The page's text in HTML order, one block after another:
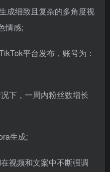
成细致且复杂的多角度视
情感;
平台发布，账号为：
下，一周内粉丝数增长
生成;
视频和文案中不断强调